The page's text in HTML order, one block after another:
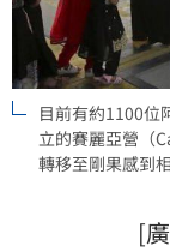
目前有約1100位
立的賽麗亞營（
轉移至剛果感到
[